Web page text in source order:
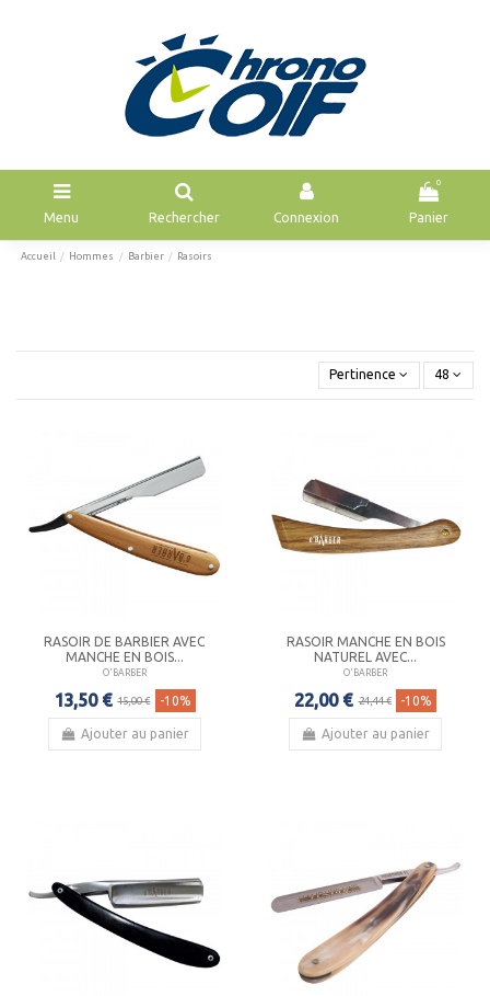
Menu Rechercher Connexion
0
Panier
Accueil Hommes Barbier Rasoirs
Pertinence 48
RASOIR DE BARBIER AVEC
MANCHE EN BOIS...
O'BARBER
13,50 € 15,00 € -10%
Ajouter au panier
RASOIR MANCHE EN BOIS
NATUREL AVEC...
O'BARBER
22,00 € 24,44 € -10%
Ajouter au panier